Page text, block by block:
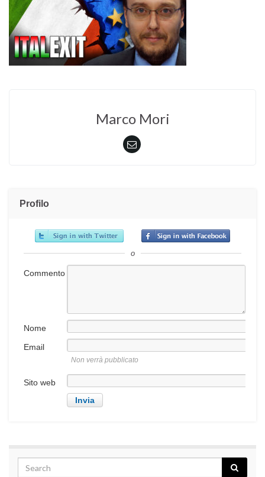
Marco Mori
Profilo
o
Commento
Nome
Email
Non verrà pubblicato
Sito web